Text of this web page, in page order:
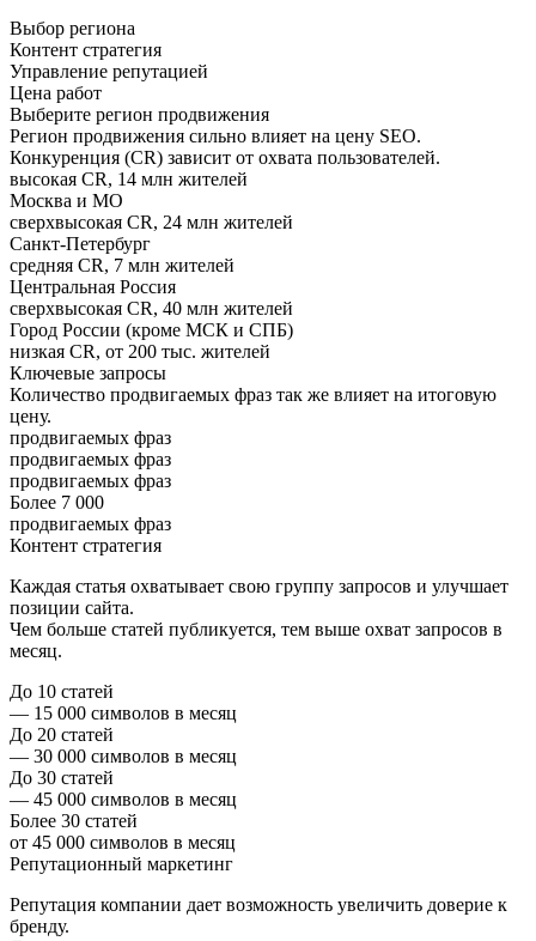
Выбор региона
Контент стратегия
Управление репутацией
Цена работ
Выберите регион продвижения
Регион продвижения сильно влияет на цену SEO.
Конкуренция (CR) зависит от охвата пользователей.
высокая CR, 14 млн жителей
Москва и МО
сверхвысокая CR, 24 млн жителей
Санкт-Петербург
средняя CR, 7 млн жителей
Центральная Россия
сверхвысокая CR, 40 млн жителей
Город России (кроме МСК и СПБ)
низкая CR, от 200 тыс. жителей
Ключевые запросы
Количество продвигаемых фраз так же влияет на итоговую
цену.
продвигаемых фраз
продвигаемых фраз
продвигаемых фраз
Более 7 000
продвигаемых фраз
Контент стратегия
Каждая статья охватывает свою группу запросов и улучшает
позиции сайта.
Чем больше статей публикуется, тем выше охват запросов в
месяц.
До 10 статей
— 15 000 символов в месяц
До 20 статей
— 30 000 символов в месяц
До 30 статей
— 45 000 символов в месяц
Более 30 статей
от 45 000 символов в месяц
Репутационный маркетинг
Репутация компании дает возможность увеличить доверие к
бренду.